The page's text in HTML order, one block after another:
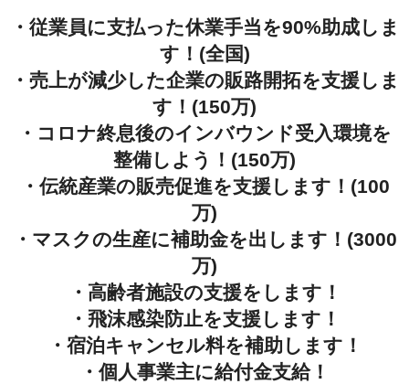
・従業員に支払った休業手当を90%助成しま
す！(全国)
・売上が減少した企業の販路開拓を支援しま
す！(150万)
・コロナ終息後のインバウンド受入環境を
整備しよう！(150万)
・伝統産業の販売促進を支援します！(100
万)
・マスクの生産に補助金を出します！(3000
万)
・高齢者施設の支援をします！
・飛沫感染防止を支援します！
・宿泊キャンセル料を補助します！
・個人事業主に給付金支給！